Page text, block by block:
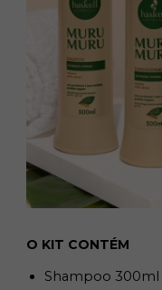
O KIT CONTÉM
Shampoo 300ml